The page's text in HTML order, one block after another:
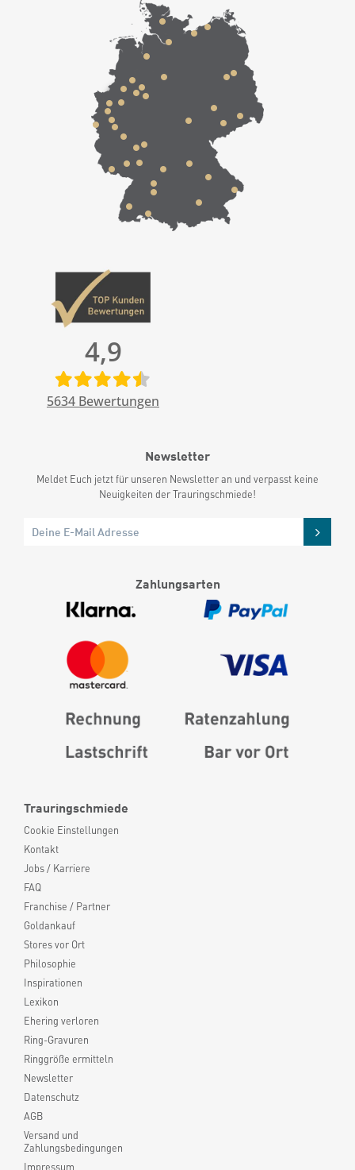
Trauringschmiede
Cookie Einstellungen
Kontakt
Jobs / Karriere
FAQ
Franchise / Partner
Goldankauf
Stores vor Ort
Philosophie
Inspirationen
Lexikon
Ehering verloren
Ring-Gravuren
Ringgröße ermitteln
Newsletter
Datenschutz
AGB
Versand und
Zahlungsbedingungen
Impressum
4,9
5634 Bewertungen
Newsletter
Meldet Euch jetzt für unseren Newsletter an und verpasst keine
Neuigkeiten der Trauringschmiede!
Zahlungsarten